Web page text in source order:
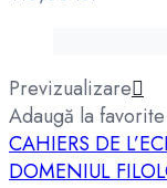
Previzualizare
Adaugă la favorite
CAHIERS DE
DOMENIUL